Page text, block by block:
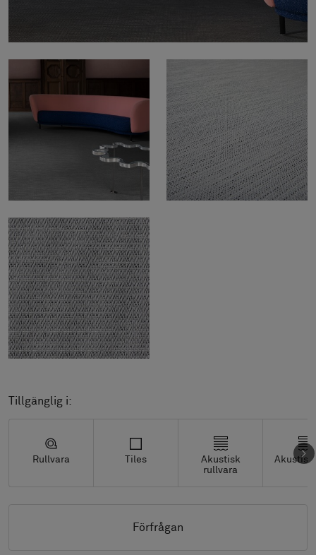
Tillgänglig i:
Rullvara Tiles
Akustisk
rullvara
Akustisk
Förfrågan